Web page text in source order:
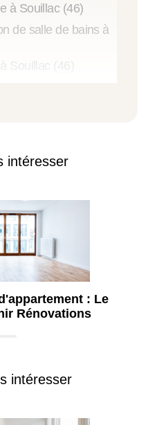
à Souillac (46)
de salle de bains à
maison à Souillac
intérieure à Souillac
à Souillac (46)
(46)
intéresser
: Le
Rénovations
intéresser